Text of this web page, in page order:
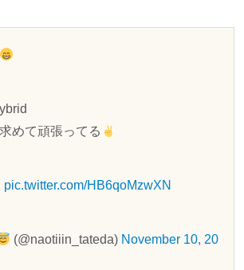
めて頑張ってる
pic.twitter.com/HB6qoMzwXN
(@naotiiin_tateda) November 10, 20